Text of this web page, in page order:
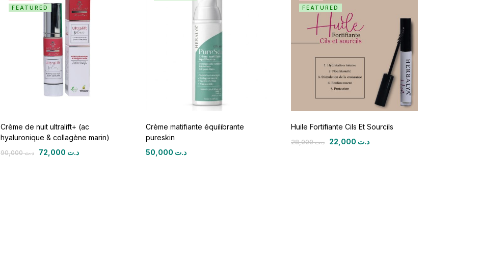
FEATURED
Crème de nuit ultralift+ (ac
hyaluronique & collagène marin)
د.ت90,000 د.ت
Crème matifiante équilibrante
pureskin
د.ت
FEATURED
Huile Fortifiante Cils Et Sourcils
د.ت28,000 د.ت